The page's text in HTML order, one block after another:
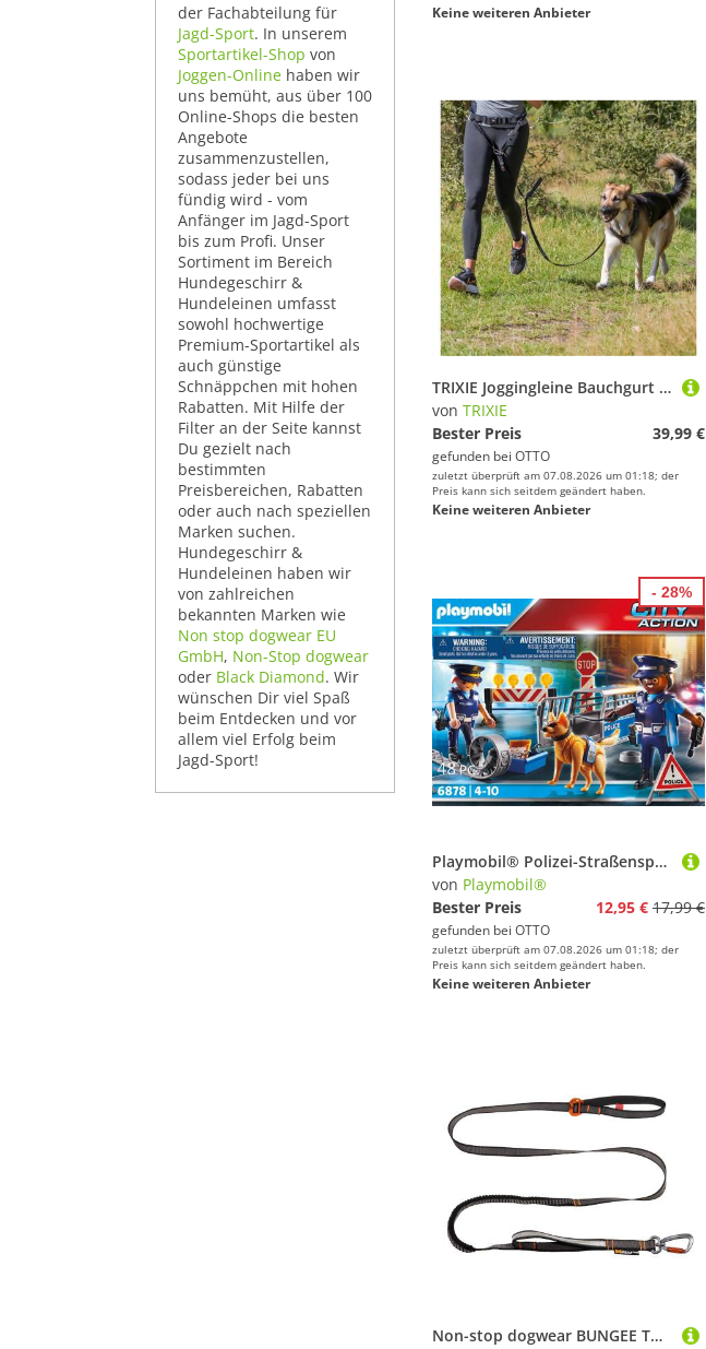
der Fachabteilung für
Jagd-Sport. In unserem
Sportartikel-Shop von
Joggen-Online haben wir
uns bemüht, aus über 100
Online-Shops die besten
Angebote
zusammenzustellen,
sodass jeder bei uns
fündig wird - vom
Anfänger im Jagd-Sport
bis zum Profi. Unser
Sortiment im Bereich
Hundegeschirr &
Hundeleinen umfasst
sowohl hochwertige
Premium-Sportartikel als
auch günstige
Schnäppchen mit hohen
Rabatten. Mit Hilfe der
Filter an der Seite kannst
Du gezielt nach
bestimmten
Preisbereichen, Rabatten
oder auch nach speziellen
Marken suchen.
Hundegeschirr &
Hundeleinen haben wir
von zahlreichen
bekannten Marken wie
Non stop dogwear EU
GmbH, Non-Stop dogwear
oder Black Diamond. Wir
wünschen Dir viel Spaß
beim Entdecken und vor
allem viel Erfolg beim
Jagd-Sport!
Keine weiteren Anbieter
TRIXIE Joggingleine Bauchgurt mit Leine für mittelgroße und große Hunde - schwarz/grafit -, Kunststoff
von TRIXIE
Bester Preis
39,99 €
gefunden bei OTTO
zuletzt überprüft am 07.08.2026 um 01:18; der
Preis kann sich seitdem geändert haben.
Keine weiteren Anbieter
Playmobil® Polizei-Straßensperre (6878), My Action Heroes Konstruktions-Spielset, (48 St), Made in Germany
von Playmobil®
Bester Preis
12,95 € 17,99 €
gefunden bei OTTO
zuletzt überprüft am 07.08.2026 um 01:18; der
Preis kann sich seitdem geändert haben.
Keine weiteren Anbieter
- 28%
Non-stop dogwear BUNGEE TOURING ADJUSTABLE 23mm | 1633